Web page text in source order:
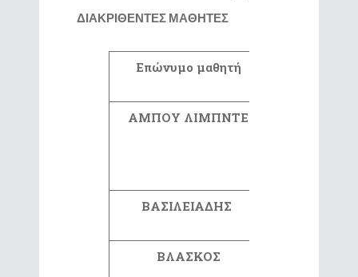
ΔΙΑΚΡΙΘΕΝΤΕΣ ΜΑΘΗΤΕΣ
Επώνυμο μαθητή
ΑΜΠΟΥ ΛΙΜΠΝΤΕ
ΒΑΣΙΛΕΙΑΔΗΣ
ΒΛΑΣΚΟΣ